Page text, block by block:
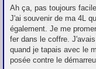
e
s
s
a
g
e
Ah ça, pas toujours
J'ai souvenir de ma 4L
également. Je me
fer dans le coffre.
quand je tapais avec le
posée contre le